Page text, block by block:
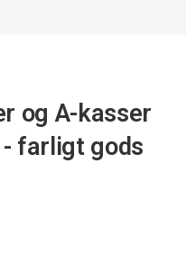
og A-kasser
farligt gods